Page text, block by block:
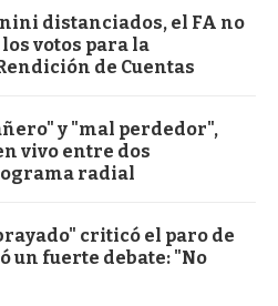
distanciados, el FA no
votos para la
de Cuentas
y "mal perdedor",
vivo entre dos
radial
criticó el paro de
un fuerte debate: "No